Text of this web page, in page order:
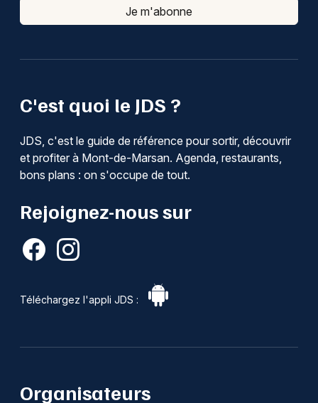
C'est quoi le JDS ?
JDS, c'est le guide de référence pour sortir, découvrir
et profiter à Mont-de-Marsan. Agenda, restaurants,
bons plans : on s'occupe de tout.
Rejoignez-nous sur
Téléchargez l'appli JDS :
Je m'abonne
Organisateurs